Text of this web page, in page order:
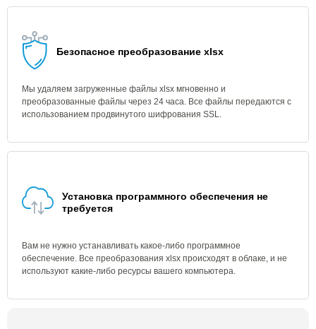
Безопасное преобразование xlsx
Мы удаляем загруженные файлы xlsx мгновенно и
преобразованные файлы через 24 часа. Все файлы передаются с
использованием продвинутого шифрования SSL.
Установка программного обеспечения не
требуется
Вам не нужно устанавливать какое-либо программное
обеспечение. Все преобразования xlsx происходят в облаке, и не
используют какие-либо ресурсы вашего компьютера.